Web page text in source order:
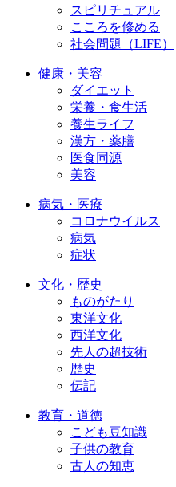
スピリチュアル
こころを修める
社会問題（LIFE）
健康・美容
ダイエット
栄養・食生活
養生ライフ
漢方・薬膳
医食同源
美容
病気・医療
コロナウイルス
病気
症状
文化・歴史
ものがたり
東洋文化
西洋文化
先人の超技術
歴史
伝記
教育・道徳
こども豆知識
子供の教育
古人の知恵